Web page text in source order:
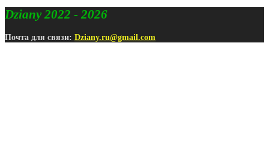
Dziany 2022 - 2026
Почта для связи: Dziany.ru@gmail.com